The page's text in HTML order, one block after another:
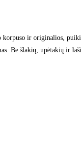
ir originalios,
Be šlakių, upėtakių ir